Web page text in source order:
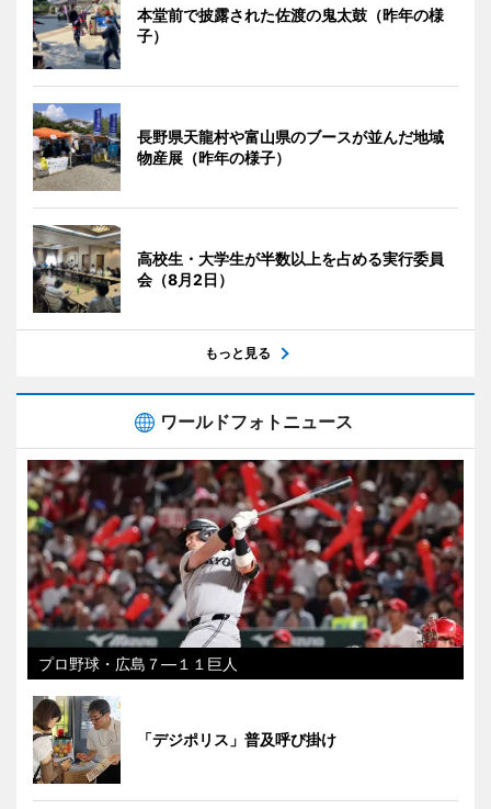
本堂前で披露された佐渡の鬼太鼓（昨年の様
子）
長野県天龍村や富山県のブースが並んだ地域
物産展（昨年の様子）
高校生・大学生が半数以上を占める実行委員
会（8月2日）
もっと見る
ワールドフォトニュース
プロ野球・広島７―１１巨人
「デジポリス」普及呼び掛け